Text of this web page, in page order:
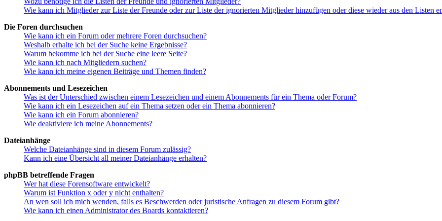
Wie kann ich Mitglieder zur Liste der Freunde oder zur Liste der ignorierten Mitglieder hinzufügen oder diese wieder aus den Listen
Die Foren durchsuchen
Wie kann ich ein Forum oder mehrere Foren durchsuchen?
Weshalb erhalte ich bei der Suche keine Ergebnisse?
Warum bekomme ich bei der Suche eine leere Seite?
Wie kann ich nach Mitgliedern suchen?
Wie kann ich meine eigenen Beiträge und Themen finden?
Abonnements und Lesezeichen
Was ist der Unterschied zwischen einem Lesezeichen und einem Abonnements für ein Thema oder Forum?
Wie kann ich ein Lesezeichen auf ein Thema setzen oder ein Thema abonnieren?
Wie kann ich ein Forum abonnieren?
Wie deaktiviere ich meine Abonnements?
Dateianhänge
Welche Dateianhänge sind in diesem Forum zulässig?
Kann ich eine Übersicht all meiner Dateianhänge erhalten?
phpBB betreffende Fragen
Wer hat diese Forensoftware entwickelt?
Warum ist Funktion x oder y nicht enthalten?
An wen soll ich mich wenden, falls es Beschwerden oder juristische Anfragen zu diesem Forum gibt?
Wie kann ich einen Administrator des Boards kontaktieren?